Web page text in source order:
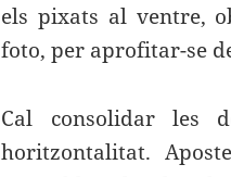
els pixats al ventre,
foto, per aprofitar-se
Cal consolidar les
horitzontalitat.